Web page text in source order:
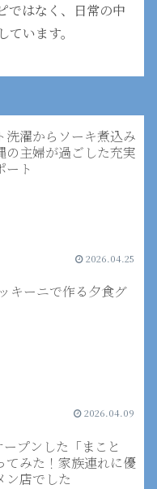
ではなく、日常の中
います。
洗濯からソーキ煮込み
の主婦が過ごした充実
ート
2026.04.25
キーニで作る夕食グ
2026.04.09
ープンした「まこと
てみた！家族連れに優
ン店でした